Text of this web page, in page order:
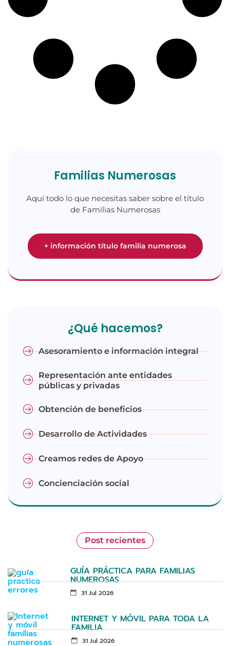
Familias Numerosas
Aquí todo lo que necesitas saber sobre el título
de Familias Numerosas
+ información título familia numerosa
¿Qué hacemos?
Asesoramiento e información integral
Representación ante entidades
públicas y privadas
Obtención de beneficios
Desarrollo de Actividades
Creamos redes de Apoyo
Concienciación social
Post recientes
GUÍA PRÁCTICA PARA FAMILIAS
NUMEROSAS
31 Jul 2026
INTERNET Y MÓVIL PARA TODA LA
FAMILIA
31 Jul 2026